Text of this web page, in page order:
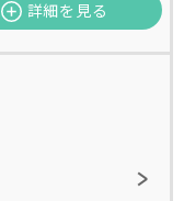
詳細を見る